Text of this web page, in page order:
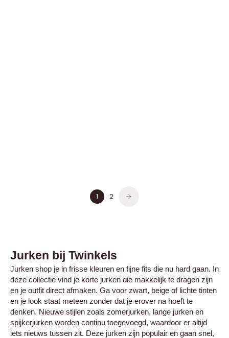
1 2
Jurken bij Twinkels
Jurken shop je in frisse kleuren en fijne fits die nu hard gaan. In
deze collectie vind je korte jurken die makkelijk te dragen zijn
en je outfit direct afmaken. Ga voor zwart, beige of lichte tinten
en je look staat meteen zonder dat je erover na hoeft te
denken. Nieuwe stijlen zoals zomerjurken, lange jurken en
spijkerjurken worden continu toegevoegd, waardoor er altijd
iets nieuws tussen zit. Deze jurken zijn populair en gaan snel,